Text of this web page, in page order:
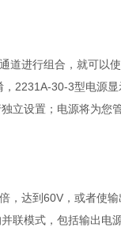
道进行组合，就可以
2231A-30-3型电源
立设置；电源将为您
，达到60V，或者使
联模式，包括输出电